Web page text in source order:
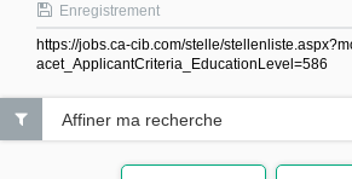
Enregistrement
https://jobs.ca-cib.com/stelle/
acet_ApplicantCriteria_EducationLevel=586
Affiner ma recherche